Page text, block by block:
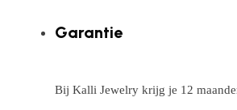
Garantie
Bij Kalli Jewelry krijg je 12